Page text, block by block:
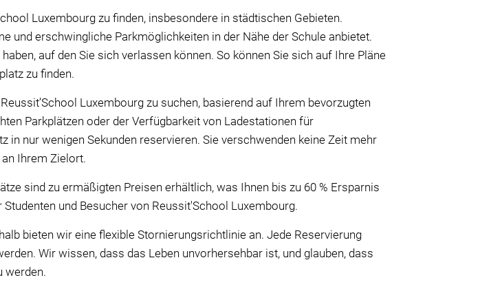
Luxembourg zu finden, insbesondere in städtischen Gebieten.
und erschwingliche Parkmöglichkeiten in der Nähe der Schule anbietet.
auf den Sie sich verlassen können. So können Sie sich auf Ihre Pläne
zu finden.
Luxembourg zu suchen, basierend auf Ihrem bevorzugten
Parkplätzen oder der Verfügbarkeit von Ladestationen für
nur wenigen Sekunden reservieren. Sie verschwenden keine Zeit mehr
Ihrem Zielort.
sind zu ermäßigten Preisen erhältlich, was Ihnen bis zu 60 % Ersparnis
und Besucher von Reussit'School Luxembourg.
bieten wir eine flexible Stornierungsrichtlinie an. Jede Reservierung
Wir wissen, dass das Leben unvorhersehbar ist, und glauben, dass
werden.